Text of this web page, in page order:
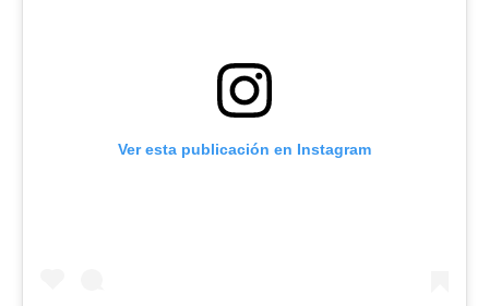
Ver esta publicación en Instagram